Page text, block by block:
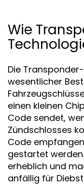
Wie
Die
wesentlicher
einen kleinen
Code sendet,
Zündschlosses
Code
gestartet
erheblich und
anfällig für